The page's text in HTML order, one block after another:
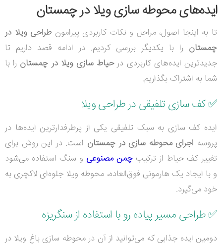
ایده‌های محوطه سازی ویلا در چمستان
تا به اینجا اصول، مراحل و نکات کاربردی پیرامون طراحی ویلا در
چمستان را با یکدیگر بررسی کردیم. در ادامه قصد داریم تا
جدیدترین ایده‌های کاربردی درحیاط سازی ویلا در چمستان را با
شما به اشتراک بگذاریم.
✅کف سازی تلفیقی در طراحی ویلا
ایده کف سازی به سبک تلفیقی یکی از پرطرفدارترین ایده‌ها در
پروسه اجرای محوطه سازی در چمستان است. در این روش برای
تغییر کف حیاط از ترکیب چمن مصنوعی و سنگ استفاده می‌شود
و با ایجاد یک هارمونی فوق‌العاده، محوطه ویلا جلوه‌ای لاکچری به
خود می‌گیرد.
✅طراحی مسیر پیاده رو با استفاده از سنگریزه
دومین ایده جذابی که می‌توانید از آن در محوطه سازی باغ ویلا در